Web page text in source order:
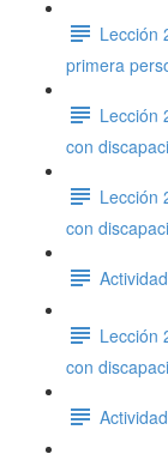
Lección
primera
Lección
con
Lección
con
Lección
con